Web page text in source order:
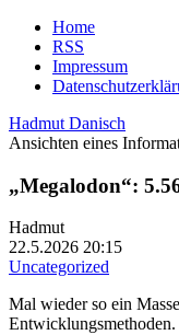
Home
RSS
Impressum
Hadmut Danisch
Ansichten eines
„Megalodon“:
Hadmut
22.5.2026 20:15
Uncategorized
Mal wieder so ein
Entwicklungsmethoden.